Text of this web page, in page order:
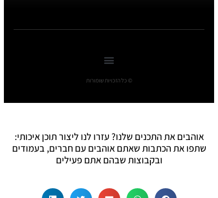
© כל הזכויות שומורות
אוהבים את התכנים שלנו? עזרו לנו ליצור תוכן איכותי:
שתפו את הכתבות שאתם אוהבים עם חברים, בעמודים
ובקבוצות שבהם אתם פעילים